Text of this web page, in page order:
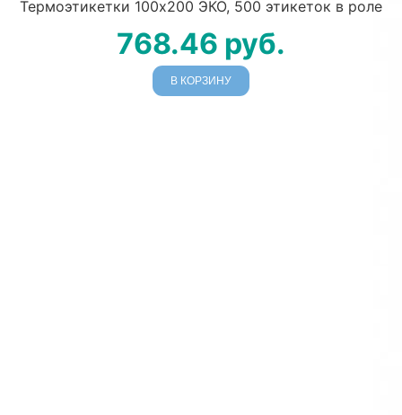
Термоэтикетки 100х200 ЭКО, 500 этикеток в роле
768.46 руб.
В КОРЗИНУ